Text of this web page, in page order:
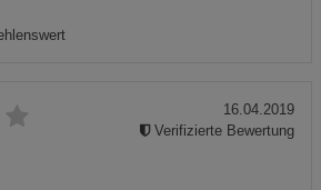
16.04.2019
Verifizierte Bewertung